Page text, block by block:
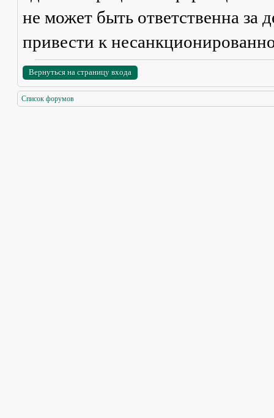
не может быть ответственна за
привести к
Вернуться на страницу входа
Список форумов